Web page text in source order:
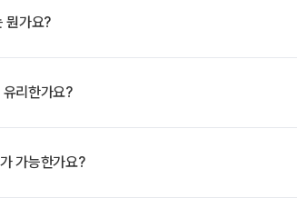
뭔가요?
리한가요?
가능한가요?